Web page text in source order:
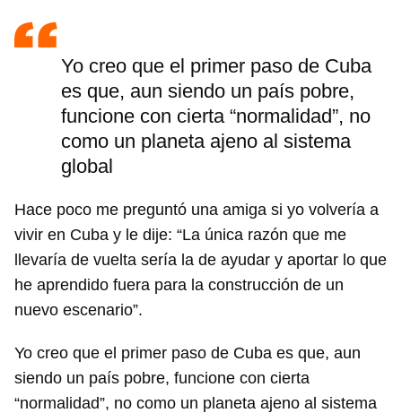
Yo creo que el primer paso de Cuba
es que, aun siendo un país pobre,
funcione con cierta “normalidad”, no
como un planeta ajeno al sistema
global
Hace poco me preguntó una amiga si yo volvería a
vivir en Cuba y le dije: “La única razón que me
llevaría de vuelta sería la de ayudar y aportar lo que
he aprendido fuera para la construcción de un
nuevo escenario”.
Yo creo que el primer paso de Cuba es que, aun
siendo un país pobre, funcione con cierta
“normalidad”, no como un planeta ajeno al sistema